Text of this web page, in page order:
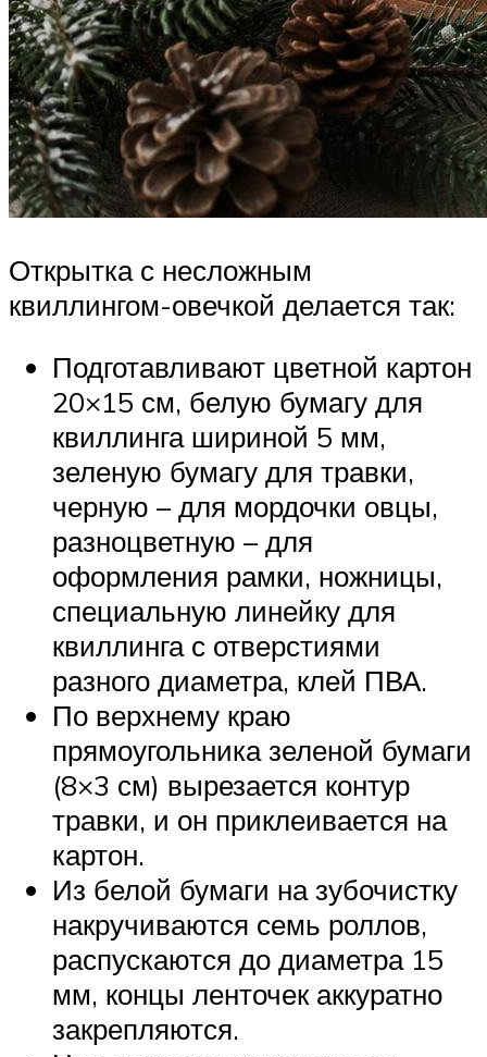
Открытка с несложным
квиллингом-овечкой делается так:
Подготавливают цветной картон
20×15 см, белую бумагу для
квиллинга шириной 5 мм,
зеленую бумагу для травки,
черную – для мордочки овцы,
разноцветную – для
оформления рамки, ножницы,
специальную линейку для
квиллинга с отверстиями
разного диаметра, клей ПВА.
По верхнему краю
прямоугольника зеленой бумаги
(8×3 см) вырезается контур
травки, и он приклеивается на
картон.
Из белой бумаги на зубочистку
накручиваются семь роллов,
распускаются до диаметра 15
мм, концы ленточек аккуратно
закрепляются.